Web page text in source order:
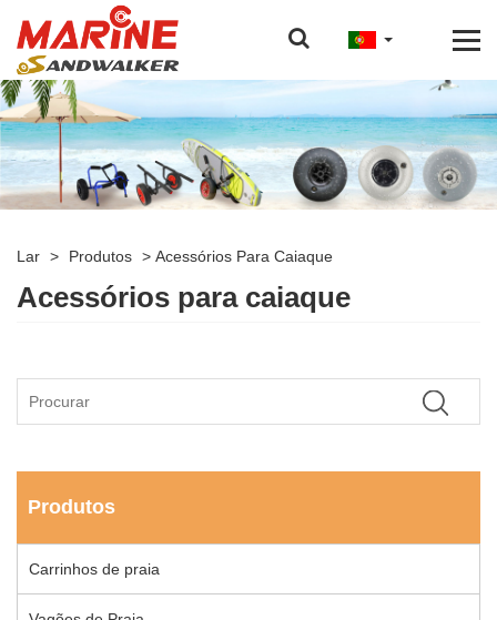
Lar > Produtos > Acessórios Para Caiaque
Acessórios para caiaque
Produtos
Carrinhos de praia